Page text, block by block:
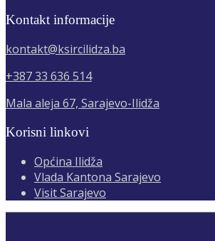
Kontakt informacije
kontakt@ksircilidza.ba
+387 33 636 514
Mala aleja 67, Sarajevo-Ilidža
Korisni linkovi
Općina Ilidža
Vlada Kantona Sarajevo
Visit Sarajevo